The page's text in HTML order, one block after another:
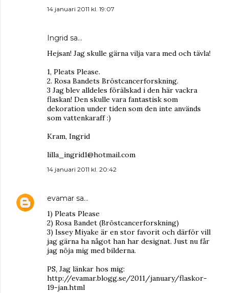
14 januari 2011 kl. 19:07
Ingrid sa…
Hejsan! Jag skulle gärna vilja vara med och tävla!
1, Pleats Please.
2. Rosa Bandets Bröstcancerforskning.
3 Jag blev alldeles förälskad i den här vackra
flaskan! Den skulle vara fantastisk som
dekoration under tiden som den inte används
som vattenkaraff :)
Kram, Ingrid
lilla_ingrid1@hotmail.com
14 januari 2011 kl. 20:42
evamar sa…
1) Pleats Please
2) Rosa Bandet (Bröstcancerforskning)
3) Issey Miyake är en stor favorit och därför vill
jag gärna ha något han har designat. Just nu får
jag nöja mig med bilderna.
PS, Jag länkar hos mig:
http://evamar.blogg.se/2011/january/flaskor-
19-jan.html